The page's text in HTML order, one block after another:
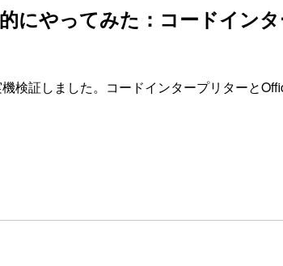
にやってみた：コードイン
検証しました。コードインタープリターと